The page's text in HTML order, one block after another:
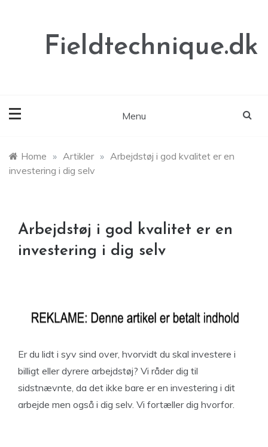
Fieldtechnique.dk
Menu
Home » Artikler » Arbejdstøj i god kvalitet er en
investering i dig selv
Arbejdstøj i god kvalitet er en
investering i dig selv
Er du lidt i syv sind over, hvorvidt du skal investere i
billigt eller dyrere arbejdstøj? Vi råder dig til
sidstnævnte, da det ikke bare er en investering i dit
arbejde men også i dig selv. Vi fortæller dig hvorfor.